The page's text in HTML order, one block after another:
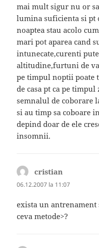
mai mult sigur nu or
lumina suficienta si pt
noaptea stau acolo
mari pot aparea cand
intunecate,curenti
altitudine,furtuni de
pe timpul noptii poate
de casa pt ca pe
semnalul de coborare
si au timp sa coboare
depind doar de ele
insomnii.
cristian
06.12.2007 la 11:07
exista un antrenament
ceva metode>?